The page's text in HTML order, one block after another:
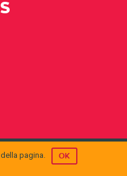
Open Migration
pagina. OK